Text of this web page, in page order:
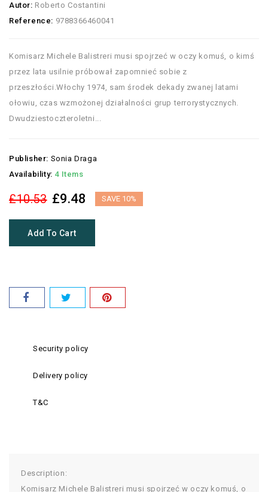
Autor: Roberto Costantini
Reference: 9788366460041
Komisarz Michele Balistreri musi spojrzeć w oczy komuś, o kimś
przez lata usilnie próbował zapomnieć sobie z
przeszłości.Włochy 1974, sam środek dekady zwanej latami
ołowiu, czas wzmożonej działalności grup terrorystycznych.
Dwudziestoczteroletni...
Publisher: Sonia Draga
Availability: 4 Items
£10.53 £9.48 SAVE 10%
Add To Cart
Security policy
Delivery policy
T&C
Description:
Komisarz Michele Balistreri musi spojrzeć w oczy komuś, o